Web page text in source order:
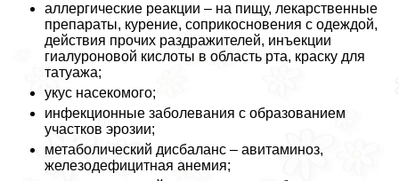
аллергические реакции – на пищу, лекарственные
препараты, курение, соприкосновения с одеждой,
действия прочих раздражителей, инъекции
гиалуроновой кислоты в область рта, краску для
татуажа;
укус насекомого;
инфекционные заболевания с образованием
участков эрозии;
метаболический дисбаланс – авитаминоз,
железодефицитная анемия;